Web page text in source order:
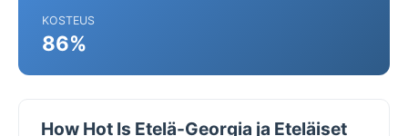
KOSTEUS
86%
How Hot Is Etelä-Georgia ja Eteläiset